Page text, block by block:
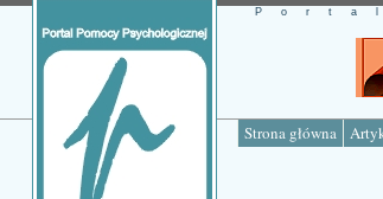
Strona główna